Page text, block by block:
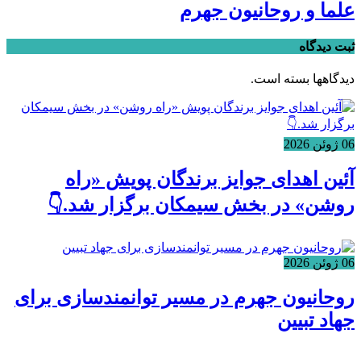
علما و روحانیون جهرم
ثبت دیدگاه
دیدگاهها بسته است.
06 ژوئن 2026
آئین اهدای جوایز برندگان پویش «راه
روشن» در بخش سیمکان برگزار شد.👇
06 ژوئن 2026
روحانیون جهرم در مسیر توانمندسازی برای
جهاد تبیین